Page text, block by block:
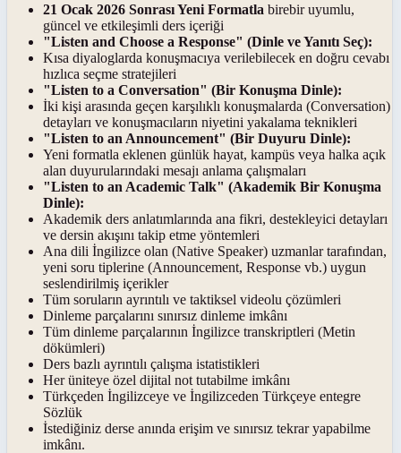
21 Ocak 2026 Sonrası Yeni Formatla birebir uyumlu,
güncel ve etkileşimli ders içeriği
"Listen and Choose a Response" (Dinle ve Yanıtı Seç):
Kısa diyaloglarda konuşmacıya verilebilecek en doğru cevabı
hızlıca seçme stratejileri
"Listen to a Conversation" (Bir Konuşma Dinle):
İki kişi arasında geçen karşılıklı konuşmalarda (Conversation)
detayları ve konuşmacıların niyetini yakalama teknikleri
"Listen to an Announcement" (Bir Duyuru Dinle):
Yeni formatla eklenen günlük hayat, kampüs veya halka açık
alan duyurularındaki mesajı anlama çalışmaları
"Listen to an Academic Talk" (Akademik Bir Konuşma
Dinle):
Akademik ders anlatımlarında ana fikri, destekleyici detayları
ve dersin akışını takip etme yöntemleri
Ana dili İngilizce olan (Native Speaker) uzmanlar tarafından,
yeni soru tiplerine (Announcement, Response vb.) uygun
seslendirilmiş içerikler
Tüm soruların ayrıntılı ve taktiksel videolu çözümleri
Dinleme parçalarını sınırsız dinleme imkânı
Tüm dinleme parçalarının İngilizce transkriptleri (Metin
dökümleri)
Ders bazlı ayrıntılı çalışma istatistikleri
Her üniteye özel dijital not tutabilme imkânı
Türkçeden İngilizceye ve İngilizceden Türkçeye entegre
Sözlük
İstediğiniz derse anında erişim ve sınırsız tekrar yapabilme
imkânı.